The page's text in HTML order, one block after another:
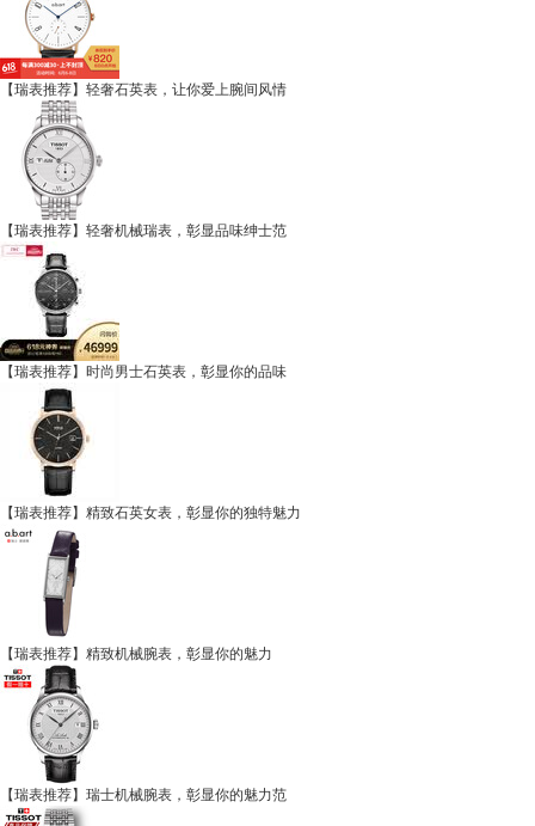
【瑞表推荐】轻奢石英表，让你爱上腕间风情
【瑞表推荐】轻奢机械瑞表，彰显品味绅士范
【瑞表推荐】时尚男士石英表，彰显你的品味
【瑞表推荐】精致石英女表，彰显你的独特魅力
【瑞表推荐】精致机械腕表，彰显你的魅力
【瑞表推荐】瑞士机械腕表，彰显你的魅力范